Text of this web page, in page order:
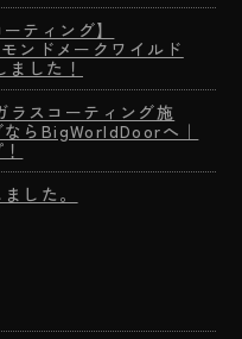
ティング】
ンドメークワイルド
した！
ラスコーティング施
らBigWorldDoorへ｜
した。